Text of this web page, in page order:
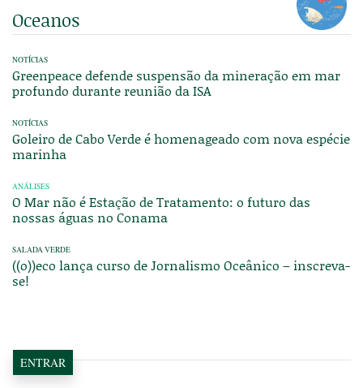
Oceanos
NOTÍCIAS
Greenpeace defende suspensão da mineração em mar
profundo durante reunião da ISA
NOTÍCIAS
Goleiro de Cabo Verde é homenageado com nova espécie
marinha
ANÁLISES
O Mar não é Estação de Tratamento: o futuro das
nossas águas no Conama
SALADA VERDE
((o))eco lança curso de Jornalismo Oceânico – inscreva-
se!
ENTRAR